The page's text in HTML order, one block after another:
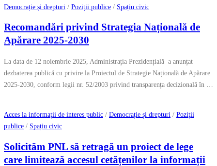
Democrație și drepturi / Poziții publice / Spațiu civic
Recomandări privind Strategia Națională de
Apărare 2025-2030
La data de 12 noiembrie 2025, Administrația Prezidențială a anunțat
dezbaterea publică cu privire la Proiectul de Strategie Națională de Apărare
2025-2030, conform legii nr. 52/2003 privind transparența decizională în …
Acces la informații de interes public / Democrație și drepturi / Poziții
publice / Spațiu civic
Solicităm PNL să retragă un proiect de lege
care limitează accesul cetățenilor la informații